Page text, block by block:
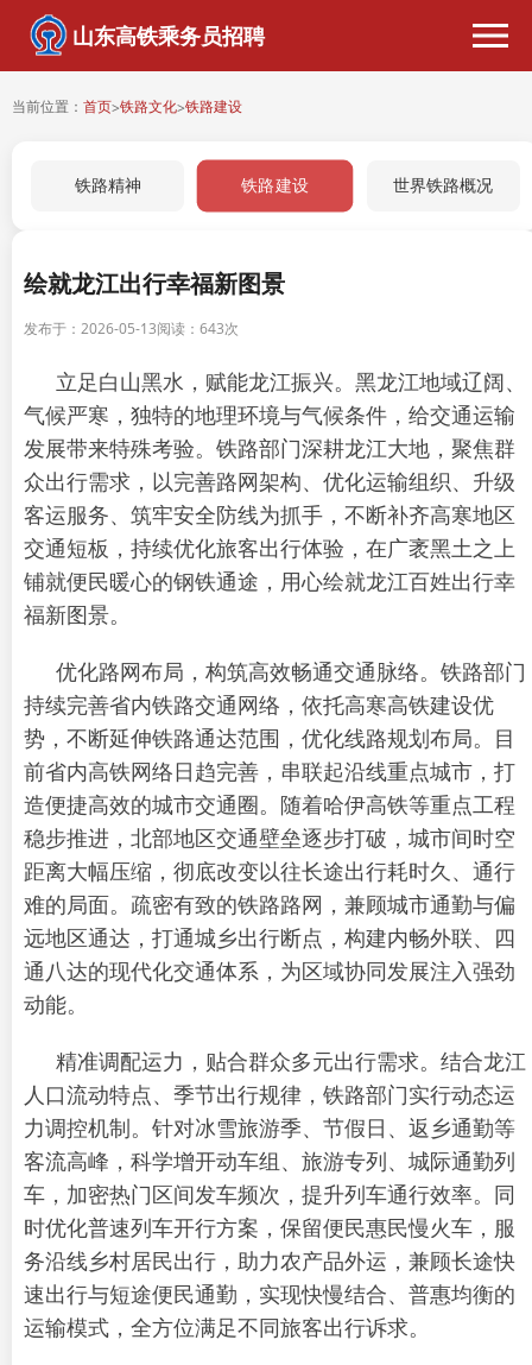
山东高铁乘务员招聘
当前位置： 首页>铁路文化>铁路建设
铁路精神 铁路建设 世界铁路概况
绘就龙江出行幸福新图景
发布于：2026-05-13阅读： 643次
立足白山黑水，赋能龙江振兴。黑龙江地域辽阔、
气候严寒，独特的地理环境与气候条件，给交通运输
发展带来特殊考验。铁路部门深耕龙江大地，聚焦群
众出行需求，以完善路网架构、优化运输组织、升级
客运服务、筑牢安全防线为抓手，不断补齐高寒地区
交通短板，持续优化旅客出行体验，在广袤黑土之上
铺就便民暖心的钢铁通途，用心绘就龙江百姓出行幸
福新图景。
优化路网布局，构筑高效畅通交通脉络。铁路部门
持续完善省内铁路交通网络，依托高寒高铁建设优
势，不断延伸铁路通达范围，优化线路规划布局。目
前省内高铁网络日趋完善，串联起沿线重点城市，打
造便捷高效的城市交通圈。随着哈伊高铁等重点工程
稳步推进，北部地区交通壁垒逐步打破，城市间时空
距离大幅压缩，彻底改变以往长途出行耗时久、通行
难的局面。疏密有致的铁路路网，兼顾城市通勤与偏
远地区通达，打通城乡出行断点，构建内畅外联、四
通八达的现代化交通体系，为区域协同发展注入强劲
动能。
精准调配运力，贴合群众多元出行需求。结合龙江
人口流动特点、季节出行规律，铁路部门实行动态运
力调控机制。针对冰雪旅游季、节假日、返乡通勤等
客流高峰，科学增开动车组、旅游专列、城际通勤列
车，加密热门区间发车频次，提升列车通行效率。同
时优化普速列车开行方案，保留便民惠民慢火车，服
务沿线乡村居民出行，助力农产品外运，兼顾长途快
速出行与短途便民通勤，实现快慢结合、普惠均衡的
运输模式，全方位满足不同旅客出行诉求。